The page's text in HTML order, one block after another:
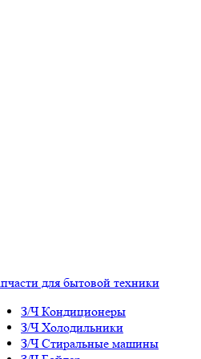
для бытовой техники
З/Ч Кондиционеры
З/Ч Холодильники
З/Ч Стиральные машины